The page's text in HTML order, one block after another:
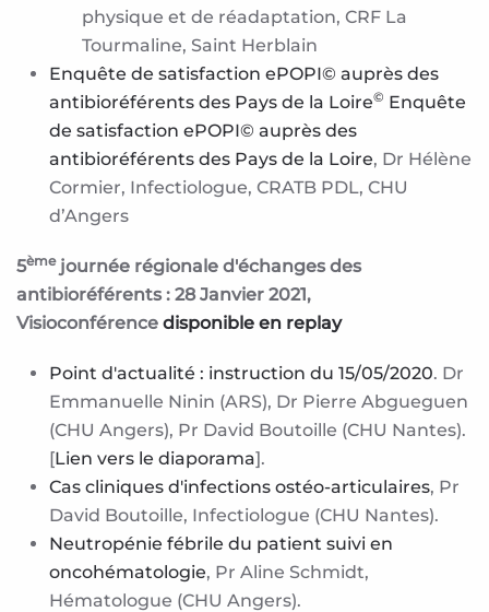
physique et de réadaptation, CRF La
Tourmaline, Saint Herblain
Enquête de satisfaction ePOPI© auprès des
antibioréférents des Pays de la Loire© Enquête
de satisfaction ePOPI© auprès des
antibioréférents des Pays de la Loire, Dr Hélène
Cormier, Infectiologue, CRATB PDL, CHU
d’Angers
5ème journée régionale d'échanges des
antibioréférents : 28 Janvier 2021,
Visioconférence disponible en replay
Point d'actualité : instruction du 15/05/2020. Dr
Emmanuelle Ninin (ARS), Dr Pierre Abgueguen
(CHU Angers), Pr David Boutoille (CHU Nantes).
[Lien vers le diaporama].
Cas cliniques d'infections ostéo-articulaires, Pr
David Boutoille, Infectiologue (CHU Nantes).
Neutropénie fébrile du patient suivi en
oncohématologie, Pr Aline Schmidt,
Hématologue (CHU Angers).